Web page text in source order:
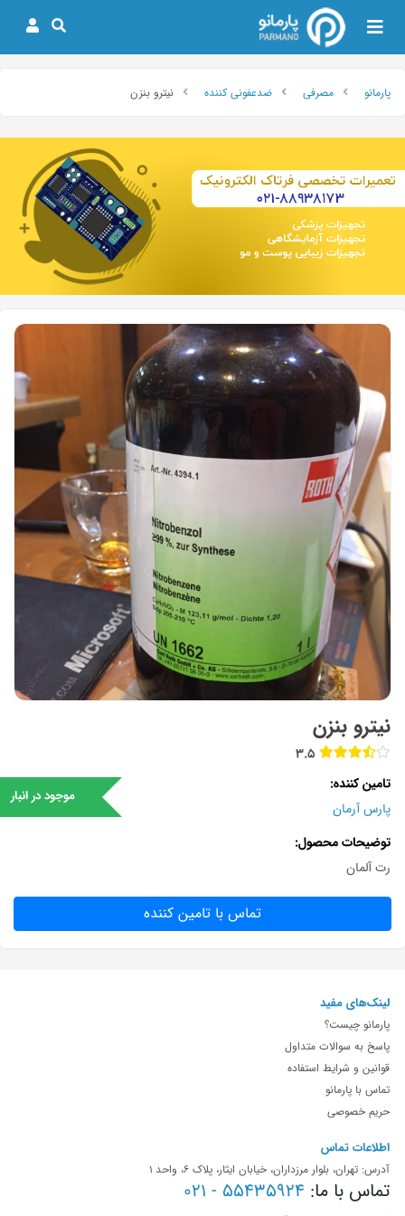
پارمانو مصرفی ضدعفونی کننده نيترو بنزن
نيترو بنزن
3.5
موجود در انبار
تامین کننده
پارس آرمان
توضیحات محصول
رت آلمان
تماس با تامین کننده
لینک‌های مفید
پارمانو چیست؟
پاسخ به سوالات متداول
قوانین و شرایط استفاده
تماس با پارمانو
حریم خصوصی
اطلاعات تماس
آدرس: تهران، بلوار مرزداران، خیابان ایثار، پلاک 6، واحد 1
تماس با ما: 55435924 - 021